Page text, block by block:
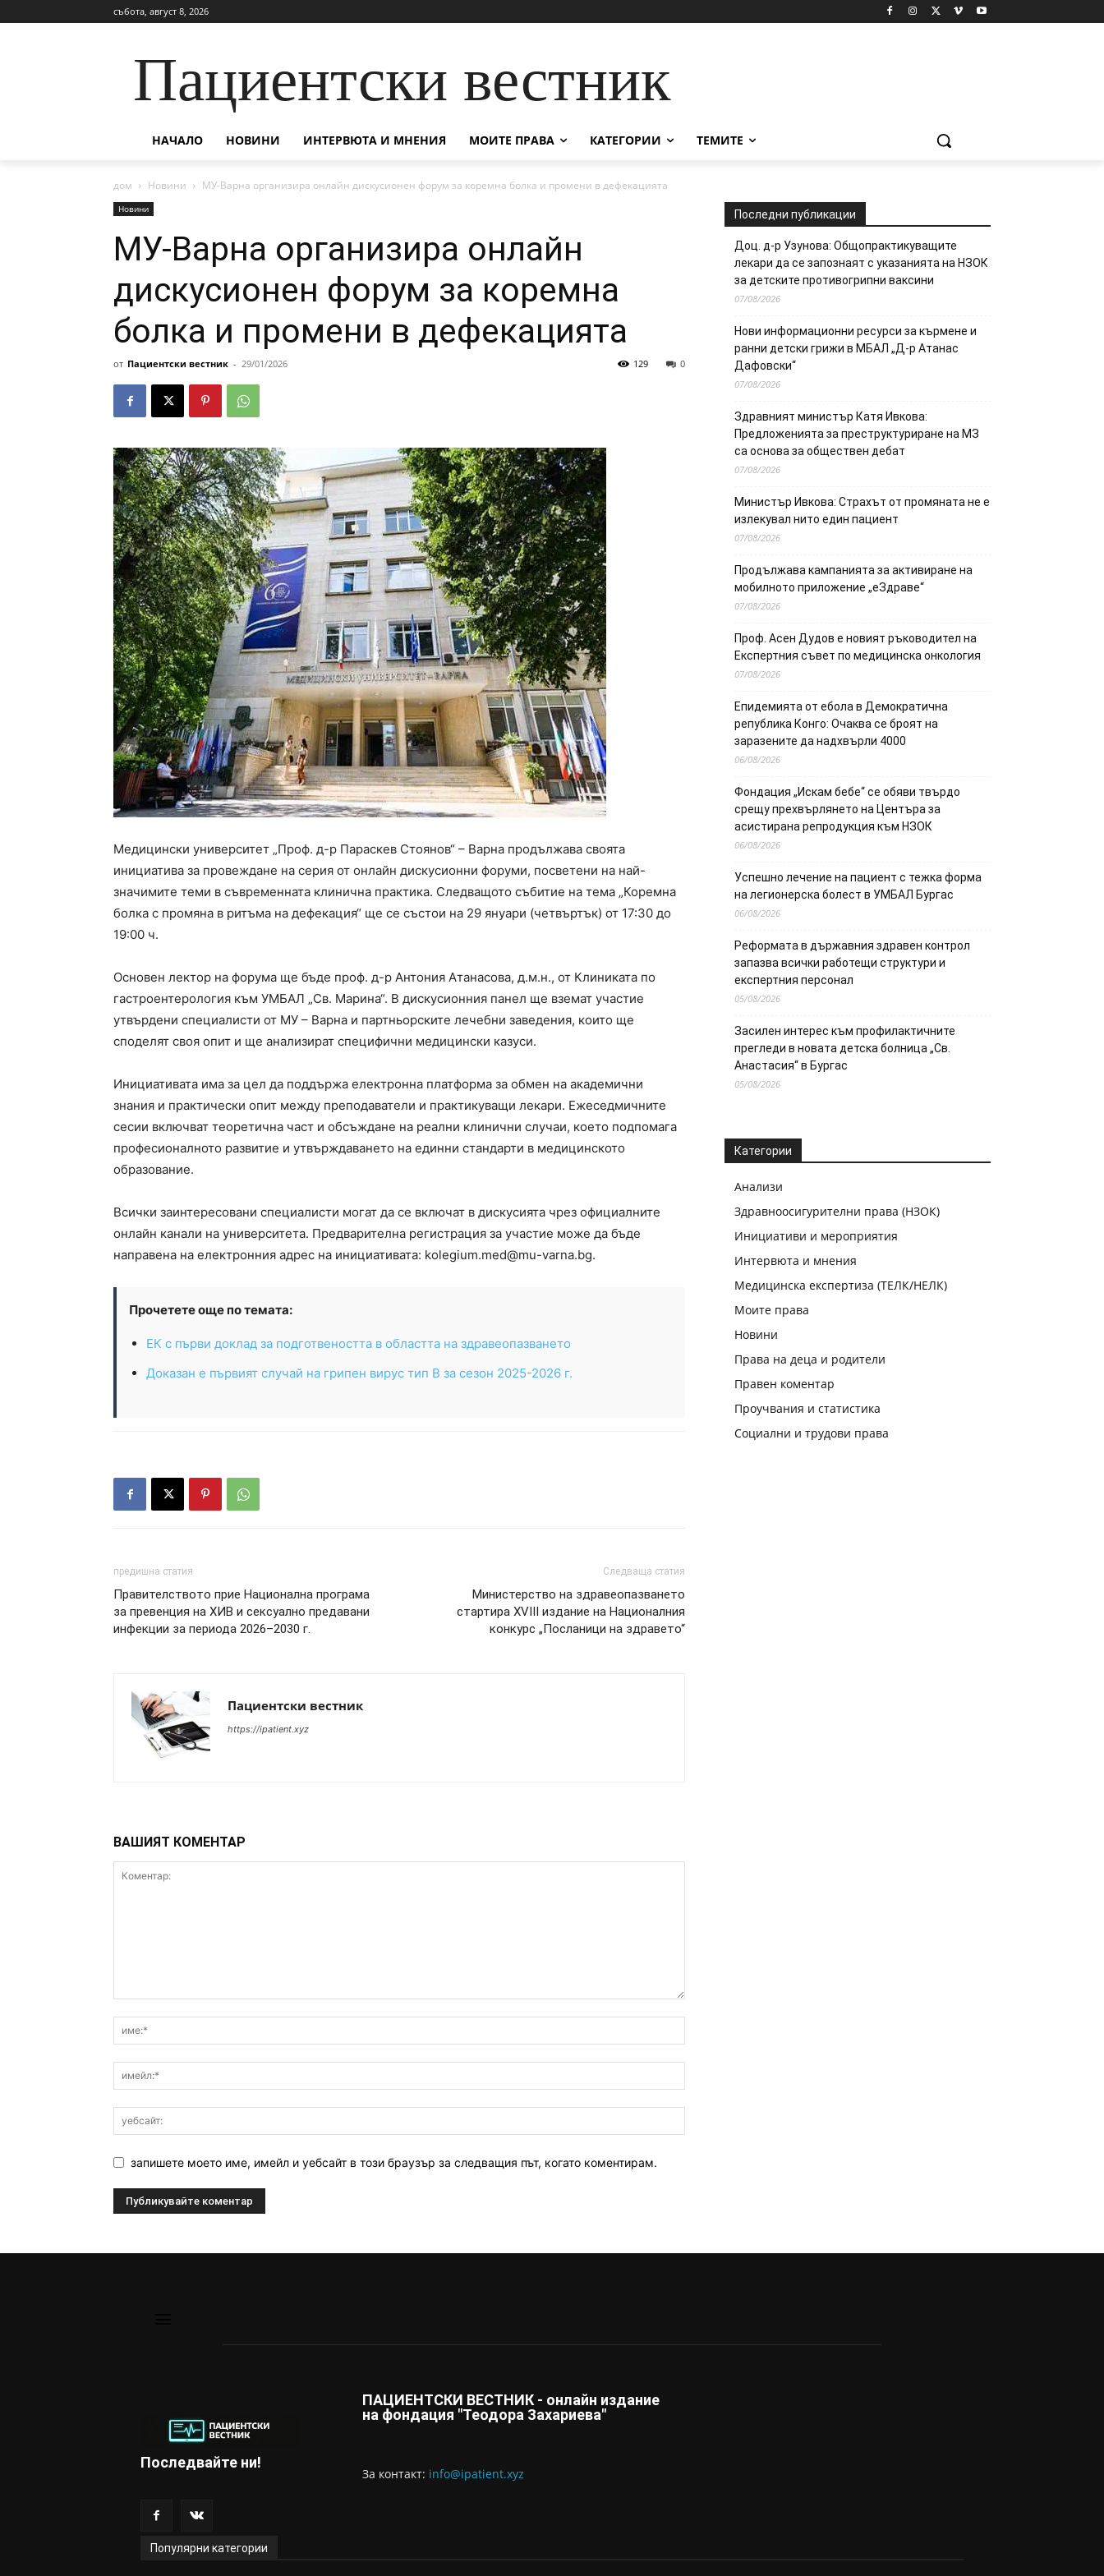
събота, август 8, 2026
Пациентски вестник
НАЧАЛО НОВИНИ ИНТЕРВЮТА И МНЕНИЯ МОИТЕ ПРАВА КАТЕГОРИИ ТЕМИТЕ
дом Новини МУ-Варна организира онлайн дискусионен форум за коремна болка и промени в дефекацията
Новини
МУ-Варна организира онлайн
дискусионен форум за коремна
болка и промени в дефекацията
от Пациентски вестник - 29/01/2026 0
129
Медицински университет „Проф. д-р Параскев Стоянов“ – Варна продължава своята
инициатива за провеждане на серия от онлайн дискусионни форуми, посветени на най-
значимите теми в съвременната клинична практика. Следващото събитие на тема „Коремна
болка с промяна в ритъма на дефекация“ ще се състои на 29 януари (четвъртък) от 17:30 до
19:00 ч.
Основен лектор на форума ще бъде проф. д-р Антония Атанасова, д.м.н., от Клиниката по
гастроентерология към УМБАЛ „Св. Марина“. В дискусионния панел ще вземат участие
утвърдени специалисти от МУ – Варна и партньорските лечебни заведения, които ще
споделят своя опит и ще анализират специфични медицински казуси.
Инициативата има за цел да поддържа електронна платформа за обмен на академични
знания и практически опит между преподаватели и практикуващи лекари. Ежеседмичните
сесии включват теоретична част и обсъждане на реални клинични случаи, което подпомага
професионалното развитие и утвърждаването на единни стандарти в медицинското
образование.
Всички заинтересовани специалисти могат да се включат в дискусията чрез официалните
онлайн канали на университета. Предварителна регистрация за участие може да бъде
направена на електронния адрес на инициативата: kolegium.med@mu-varna.bg.
Прочетете още по темата:
ЕК с първи доклад за подготвеността в областта на здравеопазването
Доказан е първият случай на грипен вирус тип B за сезон 2025-2026 г.
предишна статия
Правителството прие Национална програма
за превенция на ХИВ и сексуално предавани
инфекции за периода 2026–2030 г.
Следваща статия
Министерство на здравеопазването
стартира XVIII издание на Националния
конкурс „Посланици на здравето“
Пациентски вестник
https://ipatient.xyz
ВАШИЯТ КОМЕНТАР
запишете моето име, имейл и уебсайт в този браузър за следващия път, когато коментирам.
Последни публикации
Доц. д-р Узунова: Общопрактикуващите
лекари да се запознаят с указанията на НЗОК
за детските противогрипни ваксини
07/08/2026
Нови информационни ресурси за кърмене и
ранни детски грижи в МБАЛ „Д-р Атанас
Дафовски“
07/08/2026
Здравният министър Катя Ивкова:
Предложенията за преструктуриране на МЗ
са основа за обществен дебат
07/08/2026
Министър Ивкова: Страхът от промяната не е
излекувал нито един пациент
07/08/2026
Продължава кампанията за активиране на
мобилното приложение „еЗдраве“
07/08/2026
Проф. Асен Дудов е новият ръководител на
Експертния съвет по медицинска онкология
07/08/2026
Епидемията от ебола в Демократична
република Конго: Очаква се броят на
заразените да надхвърли 4000
06/08/2026
Фондация „Искам бебе“ се обяви твърдо
срещу прехвърлянето на Центъра за
асистирана репродукция към НЗОК
06/08/2026
Успешно лечение на пациент с тежка форма
на легионерска болест в УМБАЛ Бургас
06/08/2026
Реформата в държавния здравен контрол
запазва всички работещи структури и
експертния персонал
05/08/2026
Засилен интерес към профилактичните
прегледи в новата детска болница „Св.
Анастасия“ в Бургас
05/08/2026
Категории
Анализи
Здравноосигурителни права (НЗОК)
Инициативи и мероприятия
Интервюта и мнения
Медицинска експертиза (ТЕЛК/НЕЛК)
Моите права
Новини
Права на деца и родители
Правен коментар
Проучвания и статистика
Социални и трудови права
Последвайте ни!
ПАЦИЕНТСКИ ВЕСТНИК - онлайн издание
на фондация "Теодора Захариева"
За контaкт: info@ipatient.xyz
Популярни категории